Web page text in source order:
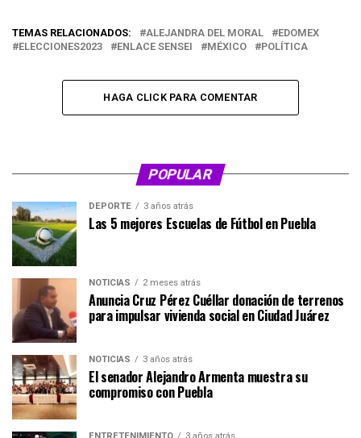
TEMAS RELACIONADOS: ALEJANDRA DEL MORAL
EDOMEX
ELECCIONES2023
ENLACE SENSEI MÉXICO POLÍTICA
HAGA CLICK PARA COMENTAR
POPULAR
DEPORTE 3 años atrás
Las 5 mejores Escuelas de Fútbol en Puebla
NOTICIAS 2 meses atrás
Anuncia Cruz Pérez Cuéllar donación de terrenos
para impulsar vivienda social en Ciudad Juárez
NOTICIAS 3 años atrás
El senador Alejandro Armenta muestra su
compromiso con Puebla
ENTRETENIMIENTO 3 años atrás